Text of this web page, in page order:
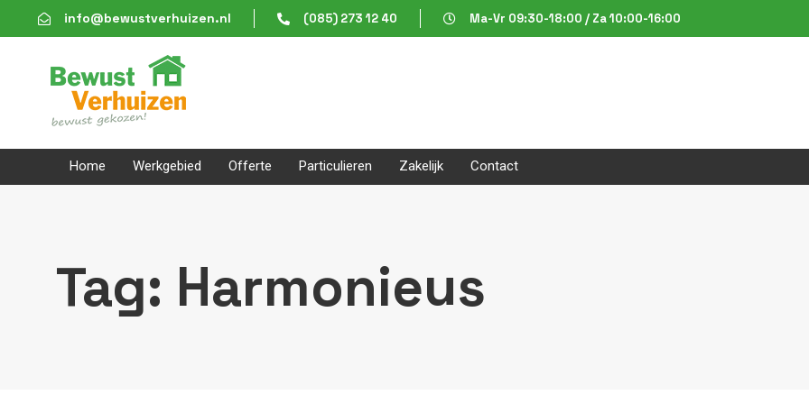
links
to
content
info@bewustverhuizen.nl (085) 273 12 40 Ma-Vr 09:30-18:00 / Za 10:00-16:00
Home Werkgebied Offerte Particulieren Zakelijk Contact
Tag: Harmonieus